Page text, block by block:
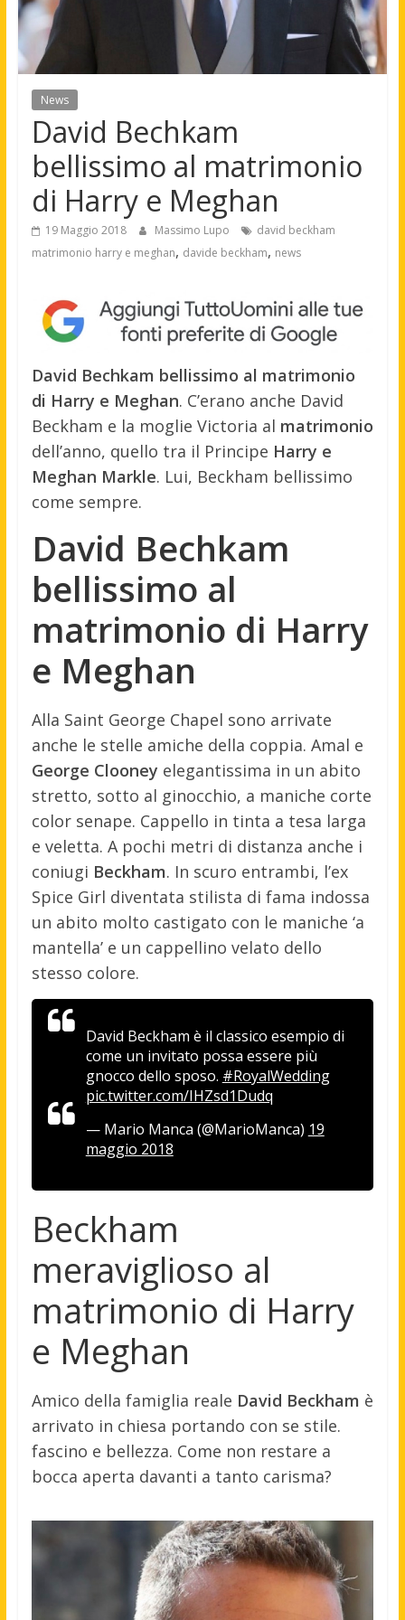
News
David Bechkam
bellissimo al matrimonio
di Harry e Meghan
19 Maggio 2018 Massimo Lupo
david beckham
matrimonio harry e meghan, davide beckham, news
David Bechkam bellissimo al matrimonio
di Harry e Meghan. C’erano anche David
Beckham e la moglie Victoria al matrimonio
dell’anno, quello tra il Principe Harry e
Meghan Markle. Lui, Beckham bellissimo
come sempre.
David Bechkam
bellissimo al
matrimonio di Harry
e Meghan
Alla Saint George Chapel sono arrivate
anche le stelle amiche della coppia. Amal e
George Clooney elegantissima in un abito
stretto, sotto al ginocchio, a maniche corte
color senape. Cappello in tinta a tesa larga
e veletta. A pochi metri di distanza anche i
coniugi Beckham. In scuro entrambi, l’ex
Spice Girl diventata stilista di fama indossa
un abito molto castigato con le maniche ‘a
mantella’ e un cappellino velato dello
stesso colore.
David Beckham è il classico esempio di
come un invitato possa essere più
gnocco dello sposo. #RoyalWedding
pic.twitter.com/IHZsd1Dudq
— Mario Manca (@MarioManca) 19
maggio 2018
Beckham
meraviglioso al
matrimonio di Harry
e Meghan
Amico della famiglia reale David Beckham è
arrivato in chiesa portando con se stile.
fascino e bellezza. Come non restare a
bocca aperta davanti a tanto carisma?